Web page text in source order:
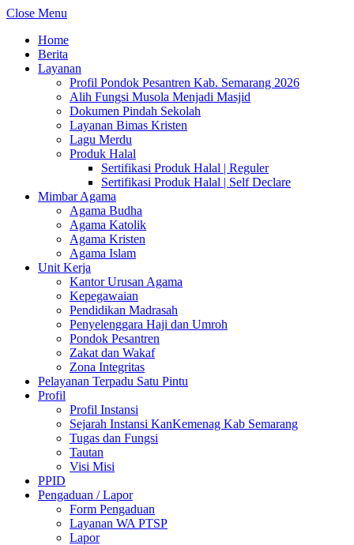
Close Menu
Home
Berita
Layanan
Profil Pondok Pesantren Kab. Semarang 2026
Alih Fungsi Musola Menjadi Masjid
Dokumen Pindah Sekolah
Layanan Bimas Kristen
Lagu Merdu
Produk Halal
Sertifikasi Produk Halal | Reguler
Sertifikasi Produk Halal | Self Declare
Mimbar Agama
Agama Budha
Agama Katolik
Agama Kristen
Agama Islam
Unit Kerja
Kantor Urusan Agama
Kepegawaian
Pendidikan Madrasah
Penyelenggara Haji dan Umroh
Pondok Pesantren
Zakat dan Wakaf
Zona Integritas
Pelayanan Terpadu Satu Pintu
Profil
Profil Instansi
Sejarah Instansi KanKemenag Kab Semarang
Tugas dan Fungsi
Tautan
Visi Misi
PPID
Pengaduan / Lapor
Form Pengaduan
Layanan WA PTSP
Lapor